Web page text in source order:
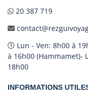
20 387 719
Lun - Ven: 8h00 à
à 16h00 (Hammamet)-
18h00
INFORMATIONS